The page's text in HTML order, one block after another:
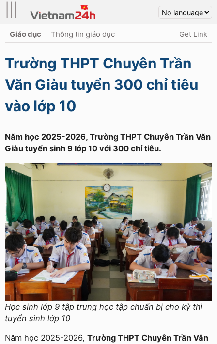
Giáo dục Thông tin giáo dục Get Link
Trường THPT Chuyên Trần
Văn Giàu tuyển 300 chỉ tiêu
vào lớp 10
Năm học 2025-2026, Trường THPT Chuyên Trần Văn
Giàu tuyển sinh 9 lớp 10 với 300 chỉ tiêu.
Học sinh lớp 9 tập trung học tập chuẩn bị cho kỳ thi
tuyển sinh lớp 10
Năm học 2025-2026, Trường THPT Chuyên Trần Văn